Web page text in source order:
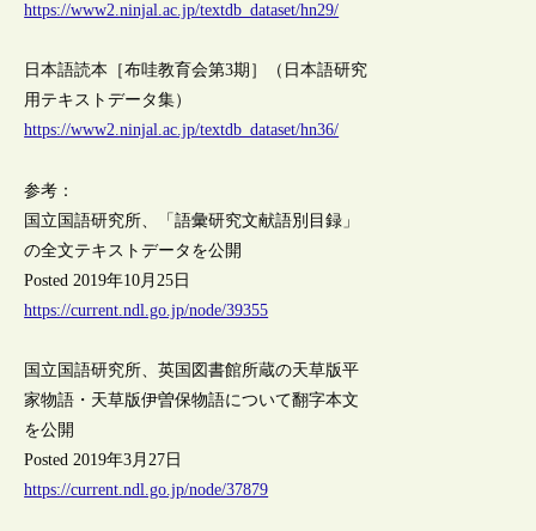
https://www2.ninjal.ac.jp/textdb_dataset/hn29/
日本語読本［布哇教育会第3期］（日本語研究
用テキストデータ集）
https://www2.ninjal.ac.jp/textdb_dataset/hn36/
参考：
国立国語研究所、「語彙研究文献語別目録」
の全文テキストデータを公開
Posted 2019年10月25日
https://current.ndl.go.jp/node/39355
国立国語研究所、英国図書館所蔵の天草版平
家物語・天草版伊曽保物語について翻字本文
を公開
Posted 2019年3月27日
https://current.ndl.go.jp/node/37879